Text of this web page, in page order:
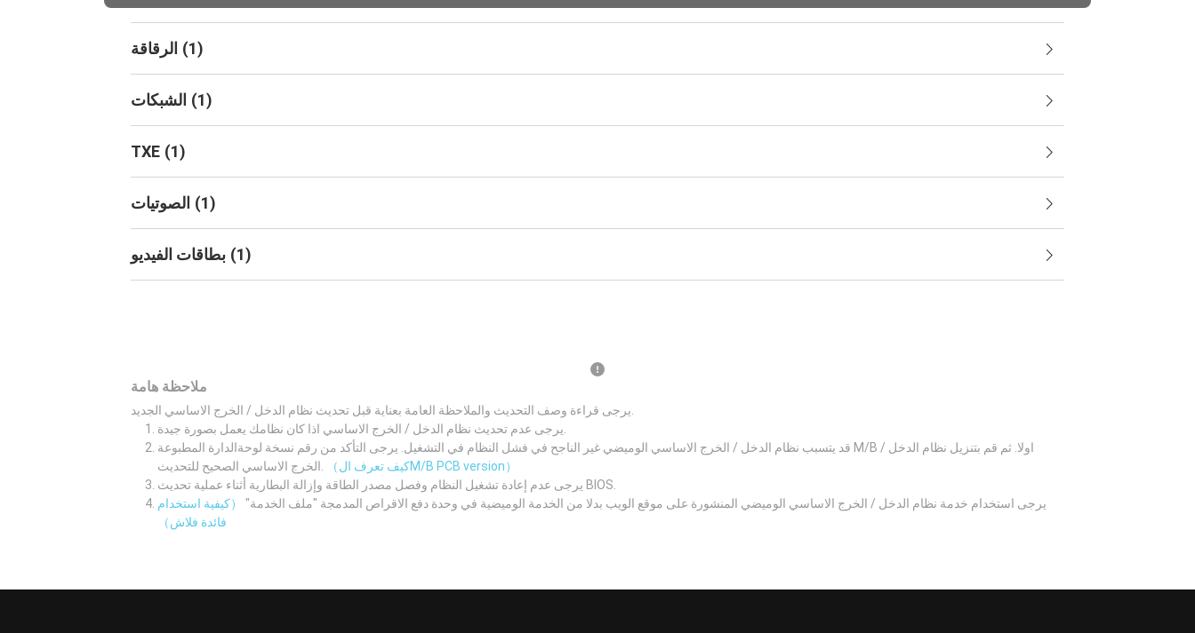
الرقاقة (1)
الشبكات (1)
TXE (1)
الصوتيات (1)
بطاقات الفيديو (1)
ملاحظة هامة
قد يتسبب نظام الدخل / الخرج الاساسي الوميضي غير الناجح في فشل النظام في التشغيل. يرجى التأكد من رقم نسخة لوحةالدارة المطبوعة M/B اولا. ثم قم بتنزيل نظام الدخل /
（كيف تعرف الM/B PCB version）
يرجى عدم إعادة تشغيل النظام وفصل مصدر الطاقة وإزالة البطارية أثناء عملية تحديث BIOS.
يرجى استخدام خدمة نظام الدخل / الخرج الاساسي الوميضي المنشورة على موقع الويب بدلا من الخدمة الوميضية في وحدة دفع الاقراص المدمجة "ملف الخدمة"
（كيفية استخدام
فائدة فلاش）